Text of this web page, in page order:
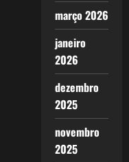
março 2026
janeiro
2026
dezembro
2025
novembro
2025